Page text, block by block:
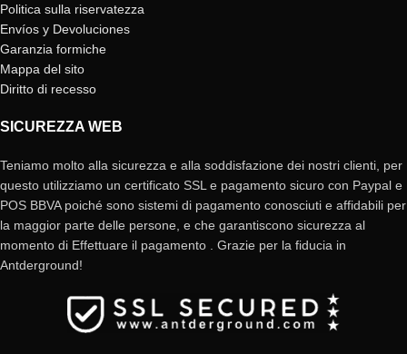
Politica sulla riservatezza
Envíos y Devoluciones
Garanzia formiche
Mappa del sito
Diritto di recesso
SICUREZZA WEB
Teniamo molto alla sicurezza e alla soddisfazione dei nostri clienti, per
questo utilizziamo un certificato SSL e pagamento sicuro con Paypal e
POS BBVA poiché sono sistemi di pagamento conosciuti e affidabili per
la maggior parte delle persone, e che garantiscono sicurezza al
momento di Effettuare il pagamento . Grazie per la fiducia in
Antderground!